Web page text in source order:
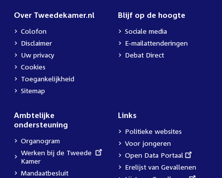
Over Tweedekamer.nl
Colofon
Disclaimer
Uw privacy
Cookies
Toegankelijkheid
Sitemap
Blijf op de hoogte
Sociale media
E-mailattenderingen
Debat Direct
Ambtelijke
ondersteuning
Organogram
External
link:
Werken bij de Tweede
Kamer
Mandaatbesluit
Links
Politieke websites
Voor jongeren
External
link:
Open Data Portaal
Erelijst van Gevallenen